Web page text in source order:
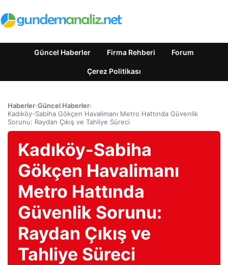
Güncel Haberler Firma Rehberi Forum
Çerez Politikası
Haberler›Güncel Haberler›
Kadıköy-Sabiha Gökçen Havalimanı Metro Hattında Güvenlik
Sorunu: Raydan Çıkış ve Tahliye Süreci
Kadıköy-Sabiha
Gökçen Havalimanı
Metro Hattında
Güvenlik Sorunu:
Raydan Çıkış ve
Tahliye Süreci